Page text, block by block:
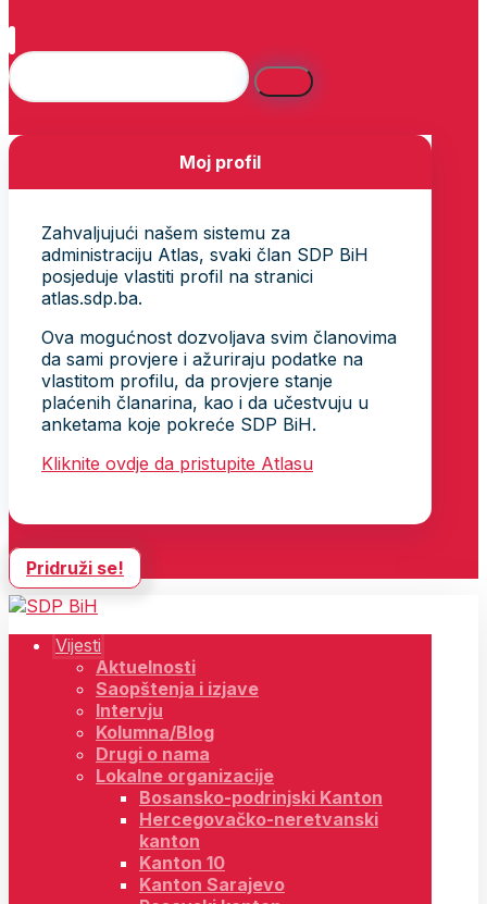
Moj profil
Zahvaljujući našem sistemu za
administraciju Atlas, svaki član SDP BiH
posjeduje vlastiti profil na stranici
atlas.sdp.ba.
Ova mogućnost dozvoljava svim članovima
da sami provjere i ažuriraju podatke na
vlastitom profilu, da provjere stanje
plaćenih članarina, kao i da učestvuju u
anketama koje pokreće SDP BiH.
Kliknite ovdje da pristupite Atlasu
Pridruži se!
Vijesti
Aktuelnosti
Saopštenja i izjave
Intervju
Kolumna/Blog
Drugi o nama
Lokalne organizacije
Bosansko-podrinjski Kanton
Hercegovačko-neretvanski
kanton
Kanton 10
Kanton Sarajevo